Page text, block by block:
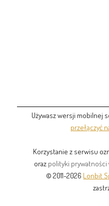
Używasz wersji mobilnej
przełączyć
Korzystanie z serwisu
oraz polityki prywatności
© 2011-2026 Lonbit